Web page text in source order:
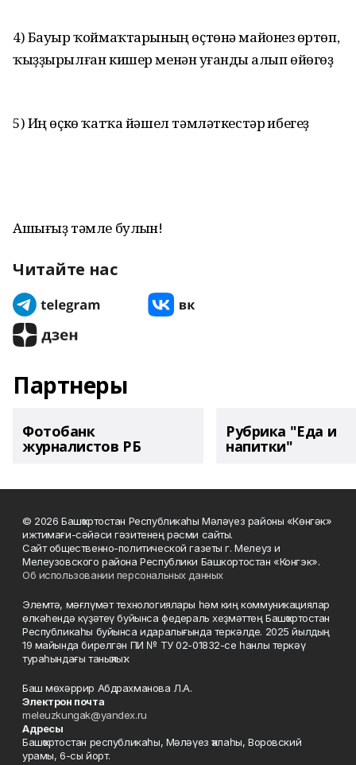
4) Бауыр ҡоймаҡтарының өҫтөнә майонез һөртөп,
ҡыҙҙырылған кишер менән һуғанды һалып өйөгөҙ
5) Иң өҫкө ҡатҡа йәшел тәмләткестәр һибегеҙ
Ашығыҙ тәмле булһын!
Читайте нас
Партнеры
Фотобанк
журналистов РБ
Рубрика "Еда и
напитки"
© 2026 Башҡортостан Республикаһы Мәләүез районы «Көнгәк»
ижтимағи-сәйәси гәзитенең рәсми сайты.
Сайт общественно-политической газеты г. Мелеуз и
Мелеузовского района Республики Башкортостан «Конгэк».
Об использовании персональных данных
Элемтә, мәғлүмәт технологиялары һәм киң коммуникациялар
өлкәһендә күҙәтеү буйынса федераль хеҙмәттең Башҡортостан
Республикаһы буйынса идаралығында теркәлде. 2025 йылдың
19 майында бирелгән ПИ № ТУ 02-01832-се һанлы теркәү
тураһындағы таныҡлыҡ.
Баш мөхәррир Абдрахманова Л.А.
Электрон почта
meleuzkungak@yandex.ru
Адресы
Башҡортостан республикаһы, Мәләүез ҡалаһы, Воровский
урамы, 6-сы йорт.